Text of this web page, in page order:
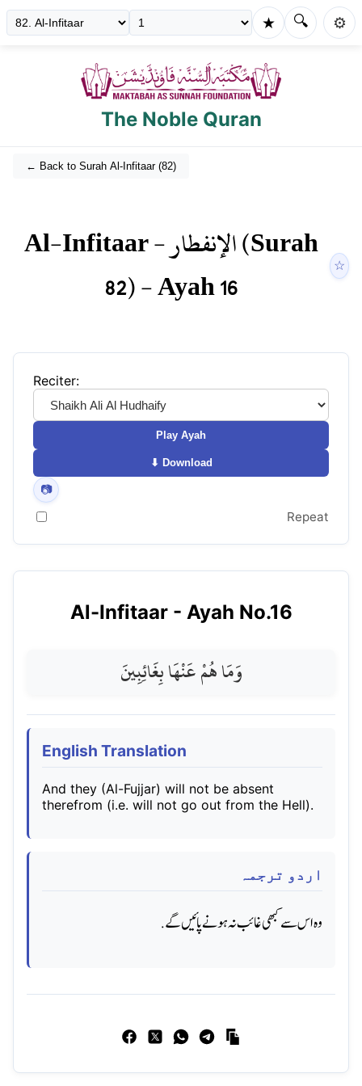
★ 🔍 ⚙️
The Noble Quran
← Back to Surah Al-Infitaar(82)
Al-Infitaar-الإنفطار(Surah
82) - Ayah16
☆
Reciter:
Play Ayah
⬇ Download
📷
Repeat
Al-Infitaar- Ayah No.16
وَمَا هُمْ عَنْهَا بِغَائِبِينَ
English Translation
And they (Al-Fujjar) will not be absent
therefrom (i.e. will not go out from the Hell).
اردو ترجمہ
وه اس سے کبھی غائب نہ ہونے پائیں گے.